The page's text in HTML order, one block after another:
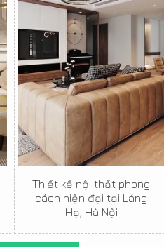
Thiết kế nội thất phong
cách hiện đại tại Láng
Hạ, Hà Nội